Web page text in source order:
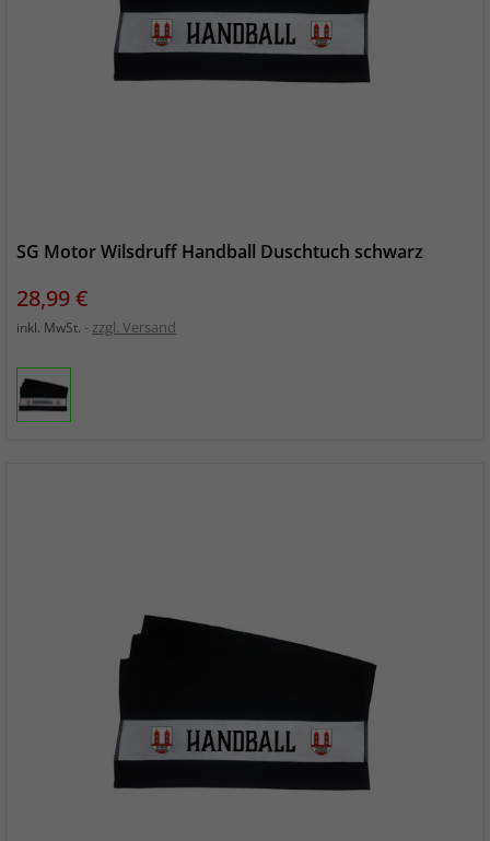
SG Motor Wilsdruff Handball Duschtuch schwarz
Preis
28,99 €
inkl. MwSt. zzgl. Versand